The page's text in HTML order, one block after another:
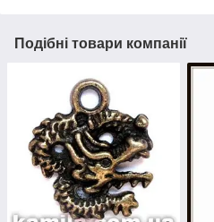
Подібні товари компанії